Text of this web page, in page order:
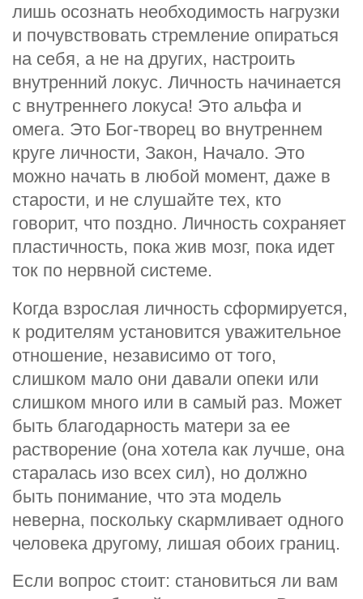
лишь осознать необходимость нагрузки
и почувствовать стремление опираться
на себя, а не на других, настроить
внутренний локус. Личность начинается
с внутреннего локуса! Это альфа и
омега. Это Бог-творец во внутреннем
круге личности, Закон, Начало. Это
можно начать в любой момент, даже в
старости, и не слушайте тех, кто
говорит, что поздно. Личность сохраняет
пластичность, пока жив мозг, пока идет
ток по нервной системе.
Когда взрослая личность сформируется,
к родителям установится уважительное
отношение, независимо от того,
слишком мало они давали опеки или
слишком много или в самый раз. Может
быть благодарность матери за ее
растворение (она хотела как лучше, она
старалась изо всех сил), но должно
быть понимание, что эта модель
неверна, поскольку скармливает одного
человека другому, лишая обоих границ.
Если вопрос стоит: становиться ли вам